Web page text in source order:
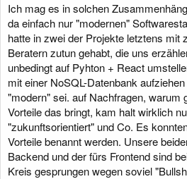
Ich mag es in solchen
da einfach nur "modernen"
hatte in zwei der Projekte letztens mit
Beratern zutun gehabt, die uns
unbedingt auf Pyhton + React
mit einer NoSQL-Datenbank
"modern" sei. auf Nachfragen, warum
Vorteile das bringt, kam halt wirklich
"zukunftsorientiert" und Co. Es
Vorteile benannt werden. Unsere
Backend und der fürs Frontend sind
Kreis gesprungen wegen soviel